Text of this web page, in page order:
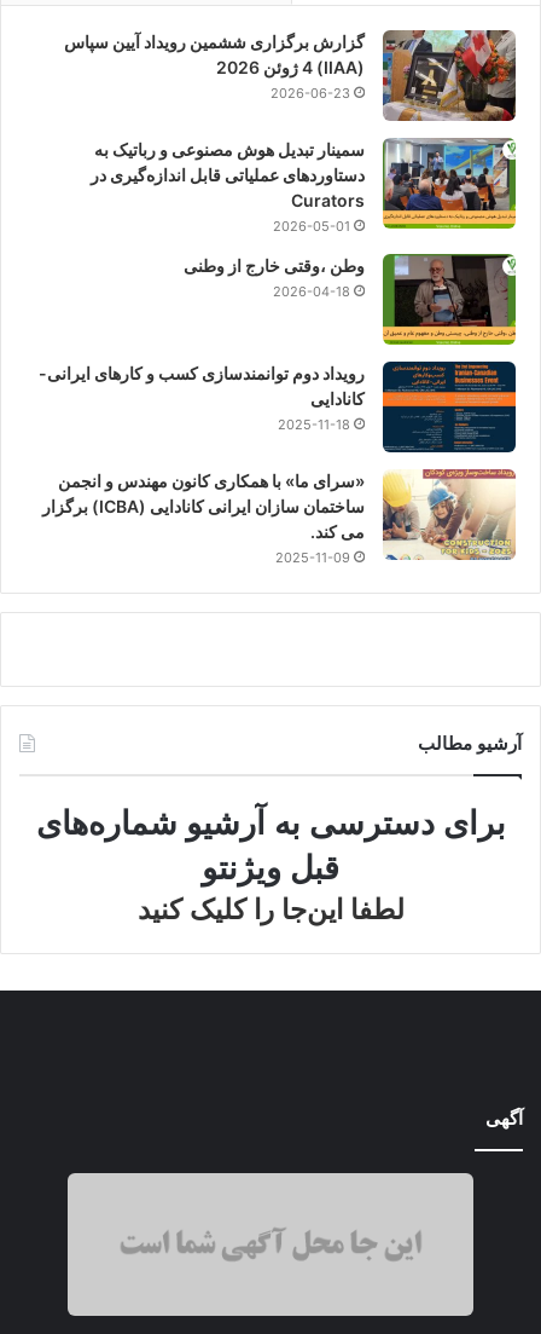
گزارش برگزاری ششمین رویداد آیین سپاس
(IIAA) 4 ژوئن 2026
2026-06-23
سمینار تبدیل هوش مصنوعی و رباتیک به
دستاوردهای عملیاتی قابل اندازه‌گیری در
Curators
2026-05-01
وطن ،وقتی خارج از وطنی
2026-04-18
رویداد دوم توانمندسازی کسب و کارهای ایرانی-
کانادایی
2025-11-18
«سرای ما» با همکاری کانون مهندس و انجمن
ساختمان سازان ایرانی کانادایی (ICBA) برگزار
می کند.
2025-11-09
آرشیو مطالب
برای دسترسی به آرشیو شماره‌های
قبل ویژنتو
لطفا این‌جا را کلیک کنید
آگهی